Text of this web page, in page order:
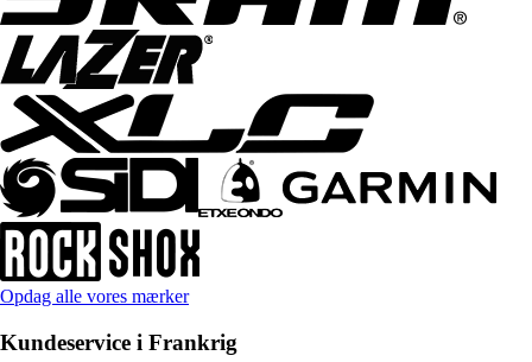
Opdag alle vores mærker
Kundeservice i Frankrig